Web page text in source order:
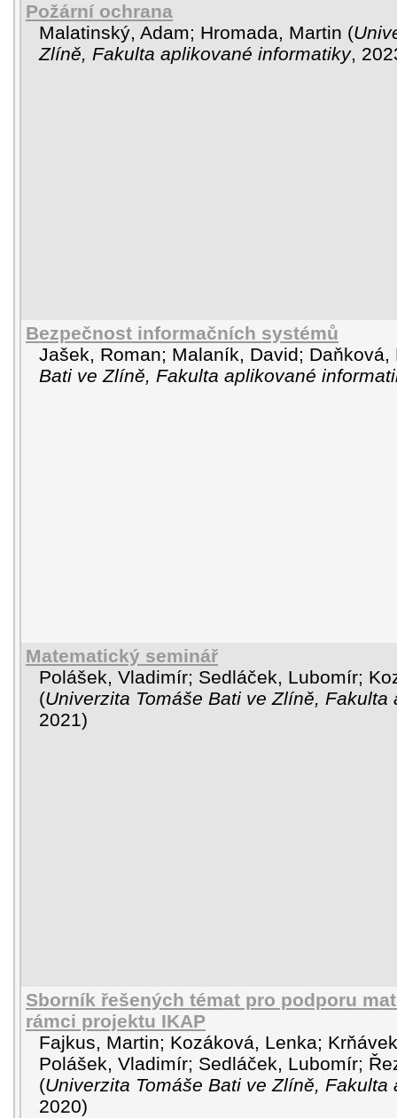
Požární ochrana
Malatinský, Adam; Hromada, Martin (
Zlíně, Fakulta aplikované informatiky,
Bezpečnost informačních systémů
Jašek, Roman; Malaník, David; Daňková,
Bati ve Zlíně, Fakulta aplikované
Matematický seminář
Polášek, Vladimír; Sedláček, Lubomír;
(Univerzita Tomáše Bati ve Zlíně,
2021)
Sborník řešených témat pro podporu
rámci projektu IKAP
Fajkus, Martin; Kozáková, Lenka;
Polášek, Vladimír; Sedláček, Lubomír;
(Univerzita Tomáše Bati ve Zlíně,
2020)